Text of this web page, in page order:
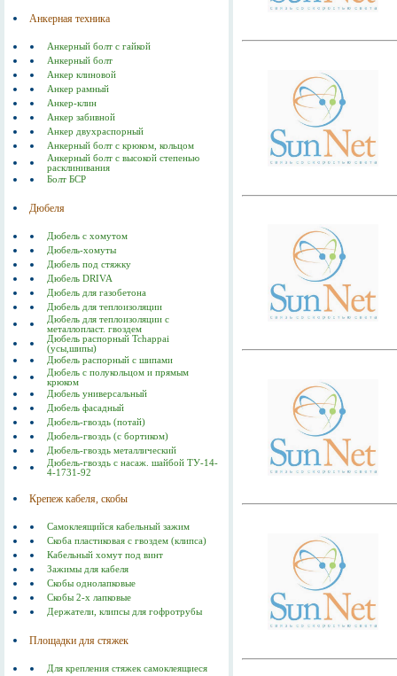
Анкерная техника
Анкерный болт с гайкой
Анкерный болт
Анкер клиновой
Анкер рамный
Анкер-клин
Анкер забивной
Анкер двухраспорный
Анкерный болт с крюком, кольцом
Анкерный болт с высокой степенью
расклинивания
Болт БСР
Дюбеля
Дюбель с хомутом
Дюбель-хомуты
Дюбель под стяжку
Дюбель DRIVA
Дюбель для газобетона
Дюбель для теплоизоляции
Дюбель для теплоизоляции с
металлопласт. гвоздем
Дюбель распорный Tchappai
(усы,шипы)
Дюбель распорный с шипами
Дюбель с полукольцом и прямым
крюком
Дюбель универсальный
Дюбель фасадный
Дюбель-гвоздь (потай)
Дюбель-гвоздь (с бортиком)
Дюбель-гвоздь металлический
Дюбель-гвоздь с насаж. шайбой ТУ-14-
4-1731-92
Крепеж кабеля, скобы
Самоклеящийся кабельный зажим
Скоба пластиковая с гвоздем (клипса)
Кабельный хомут под винт
Зажимы для кабеля
Скобы однолапковые
Скобы 2-х лапковые
Держатели, клипсы для гофротрубы
Площадки для стяжек
Для крепления стяжек самоклеящиеся